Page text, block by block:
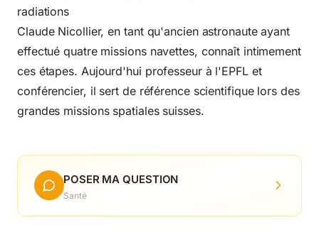
radiations
Claude Nicollier, en tant qu'ancien astronaute ayant
effectué quatre missions navettes, connaît intimement
ces étapes. Aujourd'hui professeur à l'EPFL et
conférencier, il sert de référence scientifique lors des
grandes missions spatiales suisses.
POSER MA QUESTION
Santé